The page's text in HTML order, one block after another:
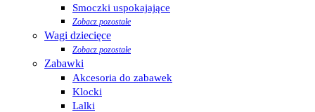
Smoczki uspokajające
Zobacz pozostałe
Wagi dziecięce
Zobacz pozostałe
Zabawki
Akcesoria do zabawek
Klocki
Lalki